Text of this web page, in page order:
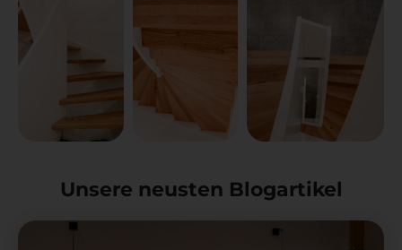
Unsere neusten Blogartikel